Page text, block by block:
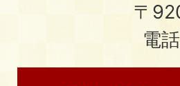
〒
電話